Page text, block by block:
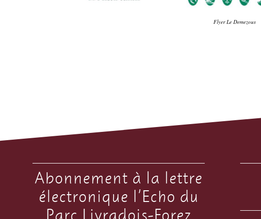
Flyer Le Demezous
Abonnement à la lettre
électronique l’Echo du
Parc Livradois-Forez